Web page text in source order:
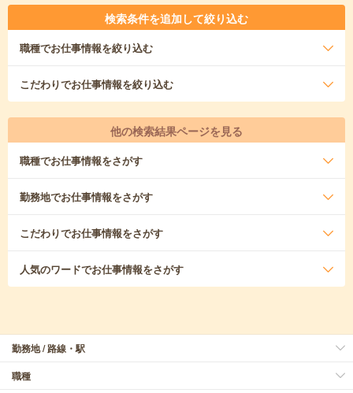
検索条件を追加して絞り込む
職種でお仕事情報を絞り込む
こだわりでお仕事情報を絞り込む
他の検索結果ページを見る
職種でお仕事情報をさがす
勤務地でお仕事情報をさがす
こだわりでお仕事情報をさがす
人気のワードでお仕事情報をさがす
勤務地 / 路線・駅
職種